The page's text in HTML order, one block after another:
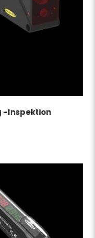
-inspektion